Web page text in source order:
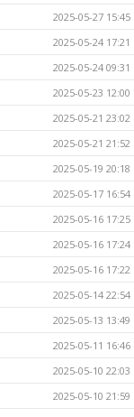
2025-05-27 15:45
2025-05-24 17:21
2025-05-24 09:31
2025-05-23 12:00
2025-05-21 23:02
2025-05-21 21:52
2025-05-19 20:18
2025-05-17 16:54
2025-05-16 17:25
2025-05-16 17:24
2025-05-16 17:22
2025-05-14 22:54
2025-05-13 13:49
2025-05-11 16:46
2025-05-10 22:03
2025-05-10 21:59